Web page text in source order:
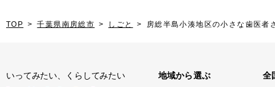
TOP 千葉県南房総市 しごと 房総半島小湊地区の小さな歯医
いってみたい、くらしてみたい 地域から選ぶ 全